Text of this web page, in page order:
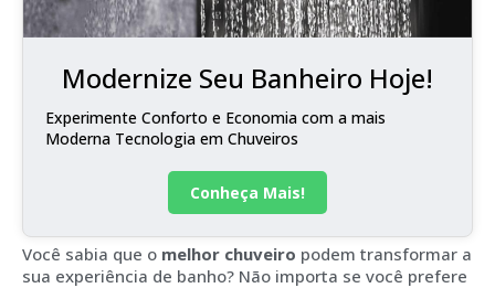
Modernize Seu Banheiro Hoje!
Experimente Conforto e Economia com a mais
Moderna Tecnologia em Chuveiros
Conheça Mais!
Você sabia que o melhor chuveiro podem transformar a
sua experiência de banho? Não importa se você prefere